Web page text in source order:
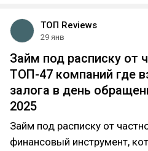
ТОП Reviews
29 янв
Займ под расписку от
ТОП-47 компаний где
залога в день
2025
Займ под расписку от
финансовый инструмент,